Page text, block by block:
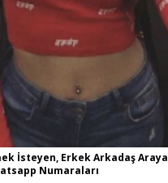
İsteyen, Erkek Arkadaş
Numaraları